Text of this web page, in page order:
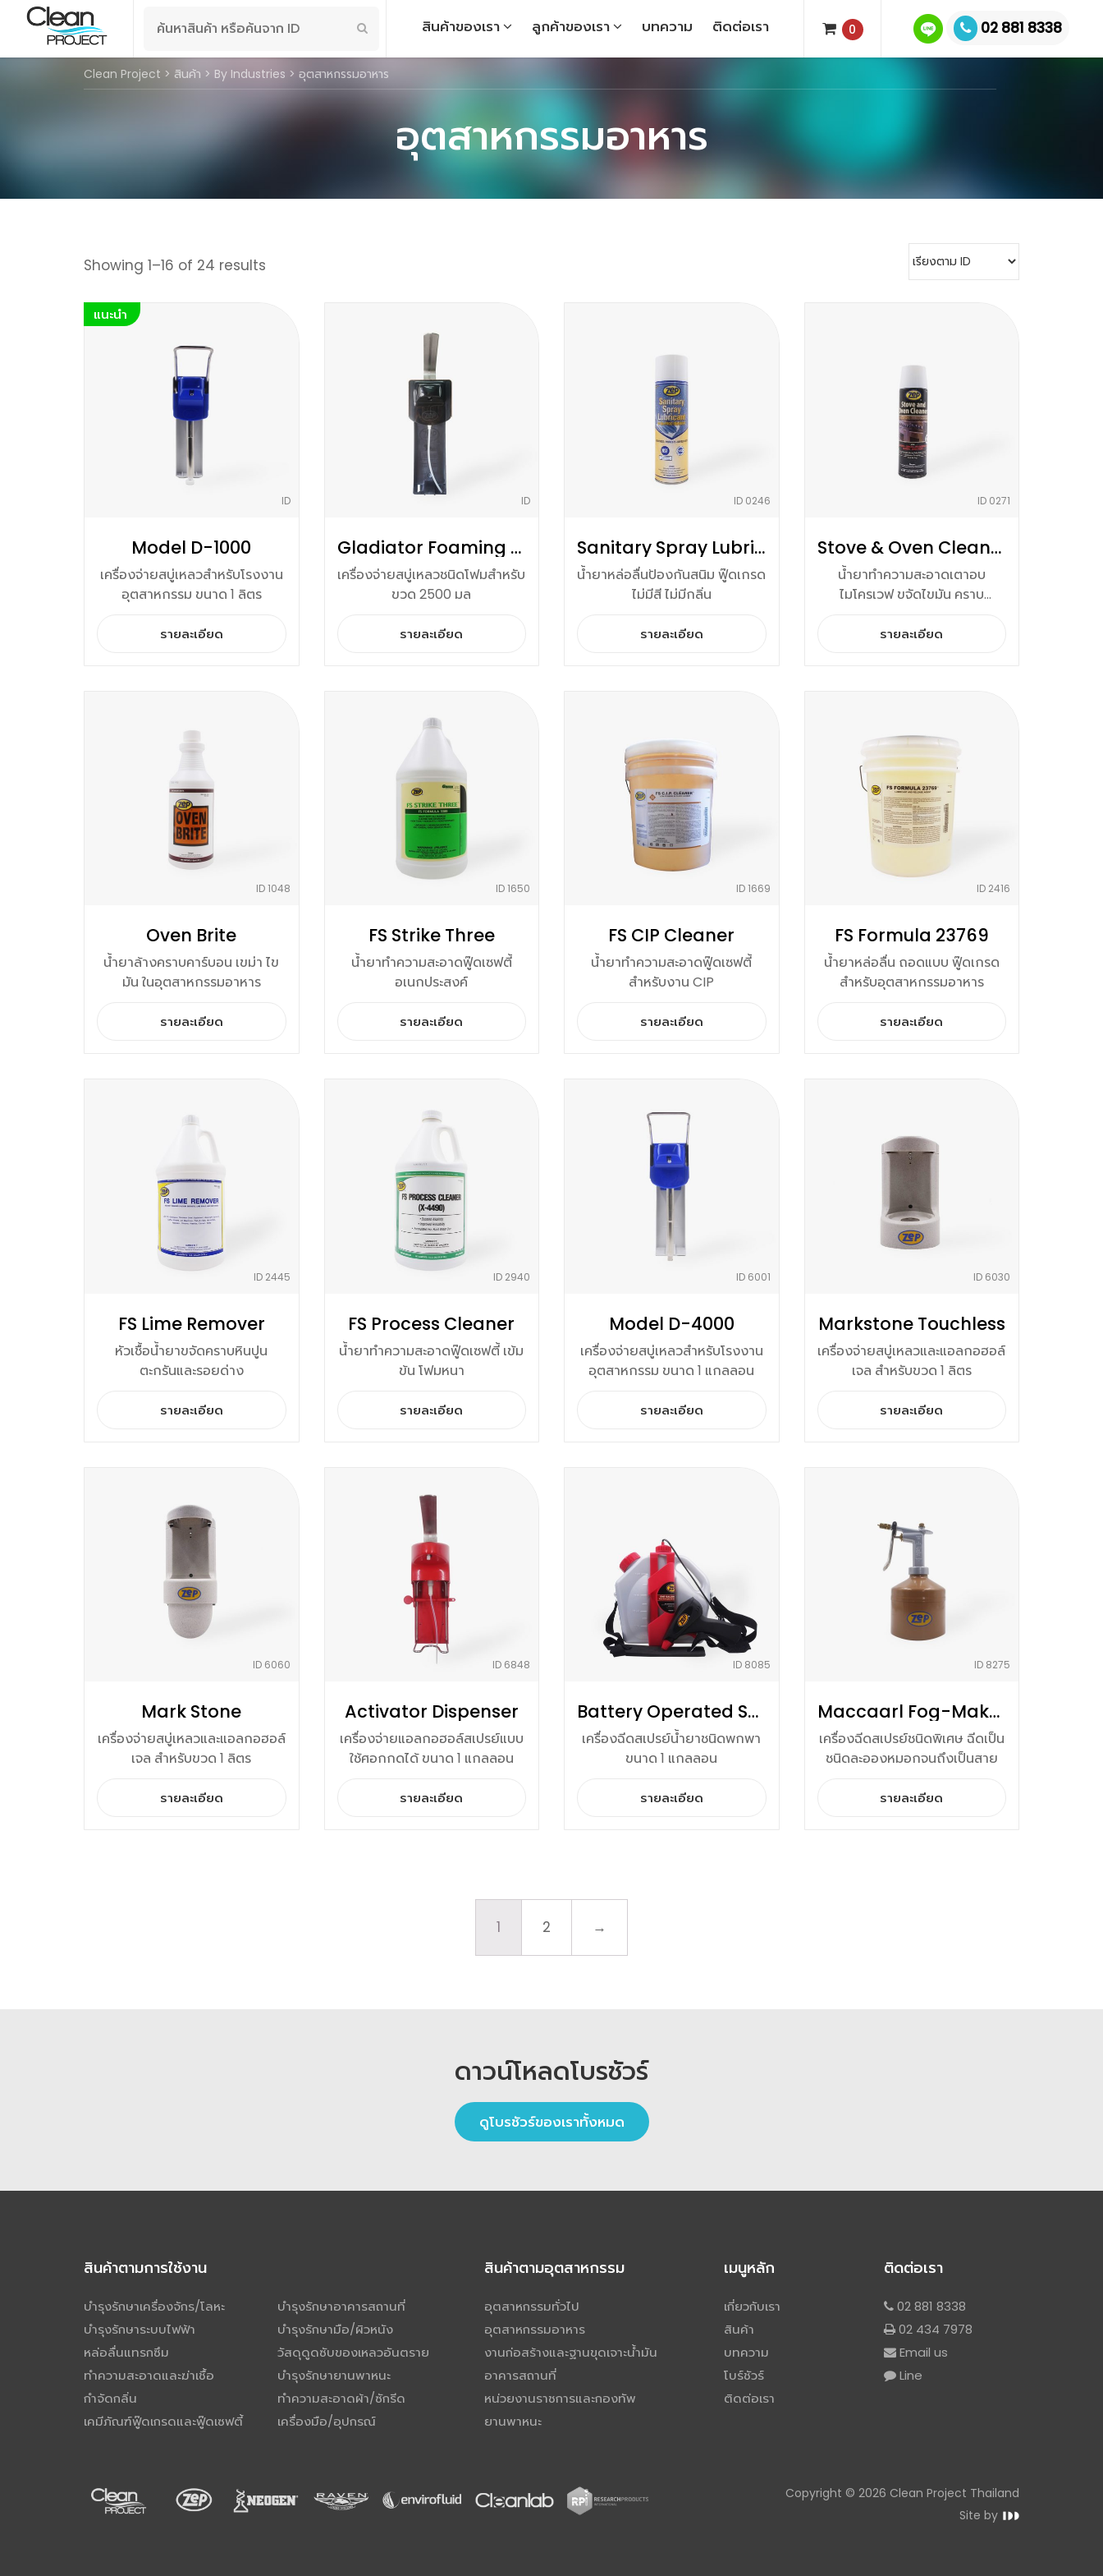
Search
for:
สินค้าของเรา ลูกค้าของเรา บทความ ติดต่อเรา 0 02 881 8338
Clean Project > สินค้า > By Industries > อุตสาหกรรมอาหาร
อุตสาหกรรมอาหาร
Showing 1–16 of 24 results
แนะนำ
ID
Model D-1000
เครื่องจ่ายสบู่เหลวสำหรับโรงงาน
อุตสาหกรรม ขนาด 1 ลิตร
รายละเอียด
ID
Gladiator Foaming Dispenser
เครื่องจ่ายสบู่เหลวชนิดโฟมสำหรับ
ขวด 2500 มล
รายละเอียด
ID 0246
Sanitary Spray Lubricant
น้ำยาหล่อลื่นป้องกันสนิม ฟู๊ดเกรด
ไม่มีสี ไม่มีกลิ่น
รายละเอียด
ID 0271
Stove & Oven Cleaner
น้ำยาทำความสะอาดเตาอบ
ไมโครเวฟ ขจัดไขมัน คราบ
รายละเอียด
ID 1048
Oven Brite
น้ำยาล้างคราบคาร์บอน เขม่า ไข
มัน ในอุตสาหกรรมอาหาร
รายละเอียด
ID 1650
FS Strike Three
น้ำยาทำความสะอาดฟู๊ดเซฟตี้
อเนกประสงค์
รายละเอียด
ID 1669
FS CIP Cleaner
น้ำยาทำความสะอาดฟู๊ดเซฟตี้
สำหรับงาน CIP
รายละเอียด
ID 2416
FS Formula 23769
น้ำยาหล่อลื่น ถอดแบบ ฟู๊ดเกรด
สำหรับอุตสาหกรรมอาหาร
รายละเอียด
ID 2445
FS Lime Remover
หัวเชื้อน้ำยาขจัดคราบหินปูน
ตะกรันและรอยด่าง
รายละเอียด
ID 2940
FS Process Cleaner
น้ำยาทำความสะอาดฟู๊ดเซฟตี้ เข้ม
ข้น โฟมหนา
รายละเอียด
ID 6001
Model D-4000
เครื่องจ่ายสบู่เหลวสำหรับโรงงาน
อุตสาหกรรม ขนาด 1 แกลลอน
รายละเอียด
ID 6030
Markstone Touchless
เครื่องจ่ายสบู่เหลวและแอลกอฮอล์
เจล สำหรับขวด 1 ลิตร
รายละเอียด
ID 6060
Mark Stone
เครื่องจ่ายสบู่เหลวและแอลกอฮอล์
เจล สำหรับขวด 1 ลิตร
รายละเอียด
ID 6848
Activator Dispenser
เครื่องจ่ายแอลกอฮอล์สเปรย์แบบ
ใช้ศอกกดได้ ขนาด 1 แกลลอน
รายละเอียด
ID 8085
Battery Operated Sprayer
เครื่องฉีดสเปรย์น้ำยาชนิดพกพา
ขนาด 1 แกลลอน
รายละเอียด
ID 8275
Maccaarl Fog-Maker Sprayer
เครื่องฉีดสเปรย์ชนิดพิเศษ ฉีดเป็น
ชนิดละอองหมอกจนถึงเป็นสาย
รายละเอียด
1 2 →
ดาวน์โหลดโบรชัวร์
ดูโบรชัวร์ของเราทั้งหมด
สินค้าตามการใช้งาน
บำรุงรักษาเครื่องจักร/โลหะ
บำรุงรักษาระบบไฟฟ้า
หล่อลื่นแทรกซึม
ทำความสะอาดและฆ่าเชื้อ
กำจัดกลิ่น
เคมีภัณฑ์ฟู๊ดเกรดและฟู๊ดเซฟตี้
บำรุงรักษาอาคารสถานที่
บำรุงรักษามือ/ผิวหนัง
วัสดุดูดซับของเหลวอันตราย
บำรุงรักษายานพาหนะ
ทำความสะอาดผ้า/ซักรีด
เครื่องมือ/อุปกรณ์
สินค้าตามอุตสาหกรรม
อุตสาหกรรมทั่วไป
อุตสาหกรรมอาหาร
งานก่อสร้างและฐานขุดเจาะน้ำมัน
อาคารสถานที่
หน่วยงานราชการและกองทัพ
ยานพาหนะ
เมนูหลัก
เกี่ยวกับเรา
สินค้า
บทความ
โบร์ชัวร์
ติดต่อเรา
ติดต่อเรา
02 881 8338
02 434 7978
Email us
Line
Copyright © 2026 Clean Project Thailand
Site by